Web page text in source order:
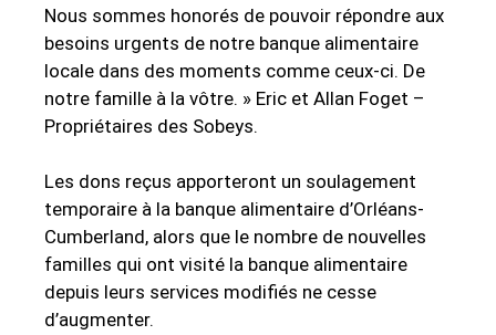
Nous sommes honorés de pouvoir répondre aux
besoins urgents de notre banque alimentaire
locale dans des moments comme ceux-ci. De
notre famille à la vôtre. » Eric et Allan Foget –
Propriétaires des Sobeys.
Les dons reçus apporteront un soulagement
temporaire à la banque alimentaire d’Orléans-
Cumberland, alors que le nombre de nouvelles
familles qui ont visité la banque alimentaire
depuis leurs services modifiés ne cesse
d’augmenter.